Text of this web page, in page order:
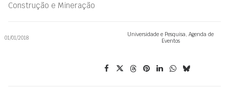
Construção e Mineração
01/01/2018 Universidade e Pesquisa, Agenda de
Eventos